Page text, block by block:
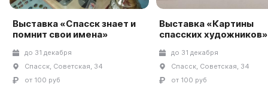
Выставка «Спасск знает и
помнит свои имена»
до 31 декабря
Спасск, Советская, 34
от 100 руб
Выставка «Картины
спасских художников»
до 31 декабря
Спасск, Советская, 34
от 100 руб